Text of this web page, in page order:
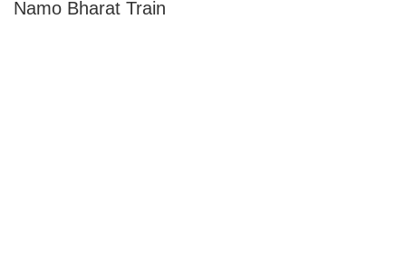
Namo Bharat Train